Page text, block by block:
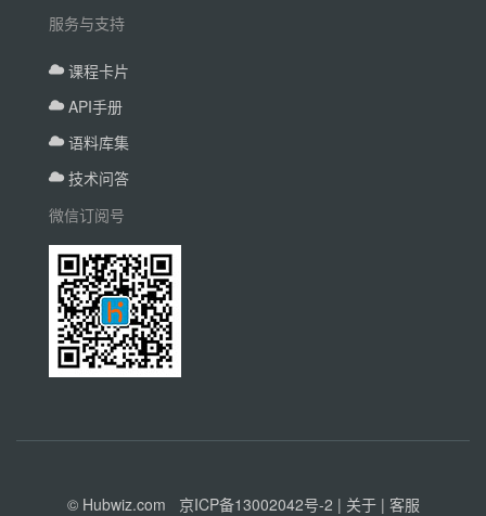
服务与支持
课程卡片
API手册
语料库集
技术问答
微信订阅号
© Hubwiz.com 京ICP备13002042号-2 | 关于| 客服